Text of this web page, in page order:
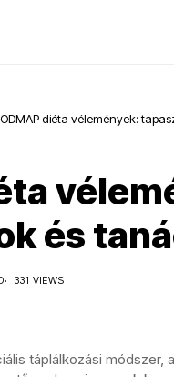
diéta vélemények:
és
331 VIEWS
táplálkozási módszer,